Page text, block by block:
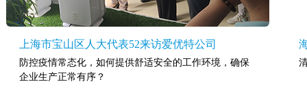
上海市宝山区人大代表52来访爱优特公司
防控疫情常态化，如何提供舒适安全的工作环境，确保
企业生产正常有序？